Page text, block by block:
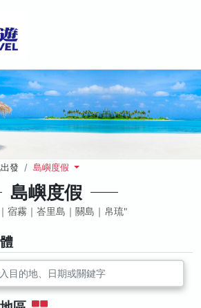
發 島嶼度假
島嶼度假
宿霧｜峇里島｜關島｜帛琉
目的地、日期或關鍵字